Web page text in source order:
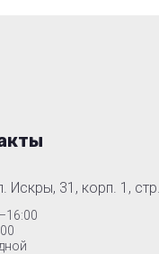
Искры, 31, корп. 1,